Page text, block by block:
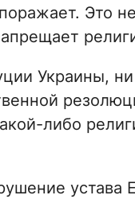
Это
Украины,
либо
устава